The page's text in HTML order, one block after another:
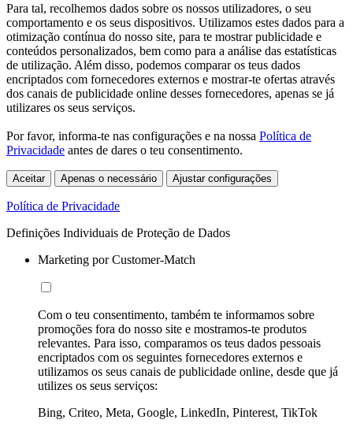
Para tal, recolhemos dados sobre os nossos utilizadores, o seu
comportamento e os seus dispositivos. Utilizamos estes dados para a
otimização contínua do nosso site, para te mostrar publicidade e
conteúdos personalizados, bem como para a análise das estatísticas
de utilização. Além disso, podemos comparar os teus dados
encriptados com fornecedores externos e mostrar-te ofertas através
dos canais de publicidade online desses fornecedores, apenas se já
utilizares os seus serviços.
Por favor, informa-te nas configurações e na nossa Política de
Privacidade antes de dares o teu consentimento.
Aceitar Apenas o necessário Ajustar configurações
Política de Privacidade
Definições Individuais de Proteção de Dados
Marketing por Customer-Match
Com o teu consentimento, também te informamos sobre
promoções fora do nosso site e mostramos-te produtos
relevantes. Para isso, comparamos os teus dados pessoais
encriptados com os seguintes fornecedores externos e
utilizamos os seus canais de publicidade online, desde que já
utilizes os seus serviços:
Bing, Criteo, Meta, Google, LinkedIn, Pinterest, TikTok